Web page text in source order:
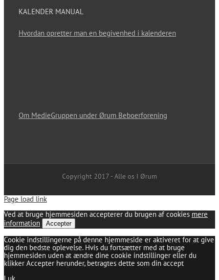
KALENDER MANUAL
Hvordan opretter man en begivenhed i kalenderen
Om MedieGruppen under Ørum Beboerforening
Copyright 2017 - Alle os I Ørum
Page load link
Ved at bruge hjemmesiden accepterer du brugen af cookies mere
information
Accepter
Cookie indstillingerne på denne hjemmeside er aktiveret for at give
dig den bedste oplevelse. Hvis du fortsætter med at bruge
hjemmesiden uden at ændre dine cookie indstillinger eller du
klikker Accepter herunder, betragtes dette som din accept